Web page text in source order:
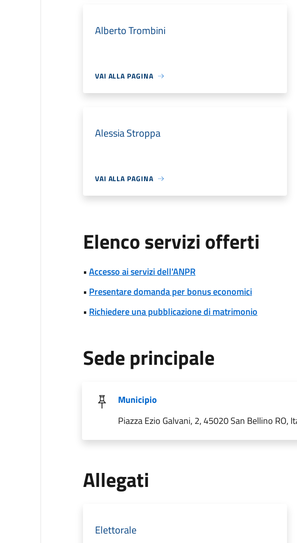
Alberto Trombini
VAI ALLA PAGINA
Alessia Stroppa
VAI ALLA PAGINA
Elenco servizi offerti
•Accesso ai servizi dell'ANPR
• Presentare domanda per bonus economici
• Richiedere una pubblicazione di matrimonio
Sede principale
Municipio
Piazza Ezio Galvani, 2, 45020 San Bellino RO,
Allegati
Elettorale